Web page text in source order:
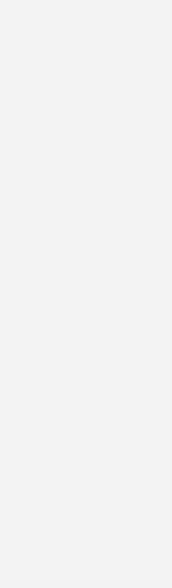
Die modulare
Laden mit einer
von mehr